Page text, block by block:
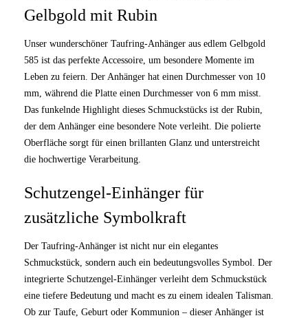
Gelbgold mit Rubin
Unser wunderschöner Taufring-Anhänger aus edlem Gelbgold
585 ist das perfekte Accessoire, um besondere Momente im
Leben zu feiern. Der Anhänger hat einen Durchmesser von 10
mm, während die Platte einen Durchmesser von 6 mm misst.
Das funkelnde Highlight dieses Schmuckstücks ist der Rubin,
der dem Anhänger eine besondere Note verleiht. Die polierte
Oberfläche sorgt für einen brillanten Glanz und unterstreicht
die hochwertige Verarbeitung.
Schutzengel-Einhänger für
zusätzliche Symbolkraft
Der Taufring-Anhänger ist nicht nur ein elegantes
Schmuckstück, sondern auch ein bedeutungsvolles Symbol. Der
integrierte Schutzengel-Einhänger verleiht dem Schmuckstück
eine tiefere Bedeutung und macht es zu einem idealen Talisman.
Ob zur Taufe, Geburt oder Kommunion – dieser Anhänger ist